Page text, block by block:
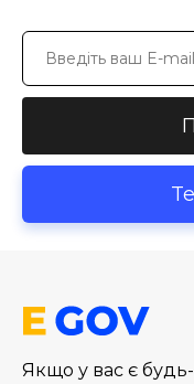
Якщо у вас є будь-